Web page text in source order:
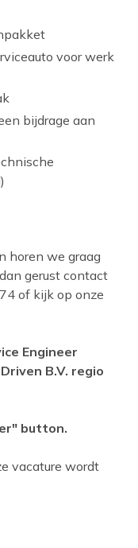
voor werk
bijdrage aan
horen we graag
gerust contact
of kijk op onze
Engineer
B.V. regio
button.
vacature wordt